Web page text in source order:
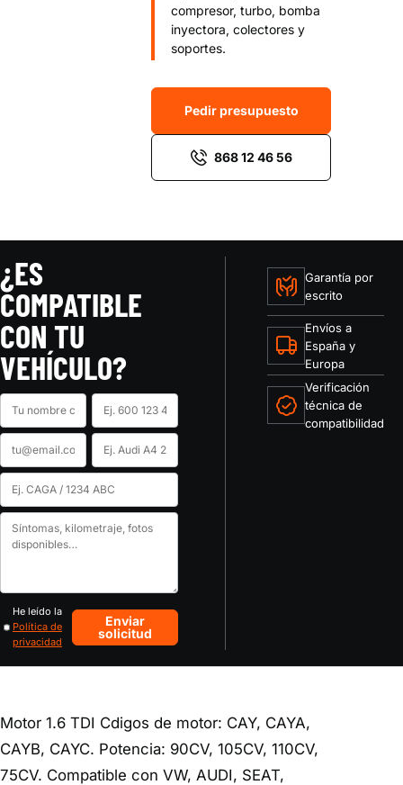
compresor, turbo, bomba
inyectora, colectores y
soportes.
Pedir presupuesto
868 12 46 56
¿ES
COMPATIBLE
CON TU
VEHÍCULO?
Nombre Teléfono
Email
Marca
y
modelo
Código
de
motor
Cuéntanos
tu
He leído la
Política de
privacidad
Enviar
solicitud
Garantía por
escrito
Envíos a
España y
Europa
Verificación
técnica de
compatibilidad
Motor 1.6 TDI Cdigos de motor: CAY, CAYA,
CAYB, CAYC. Potencia: 90CV, 105CV, 110CV,
75CV. Compatible con VW, AUDI, SEAT,